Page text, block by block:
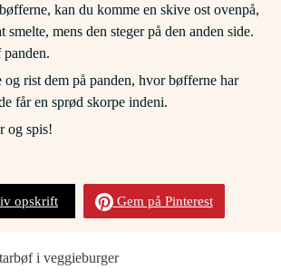
kan du komme en skive ost ovenpå,
smelte, mens den steger på den anden side.
rist dem på panden, hvor bøfferne har
får en sprød skorpe indeni.
og spis!
opskrift Gem på Pinterest
i veggieburger